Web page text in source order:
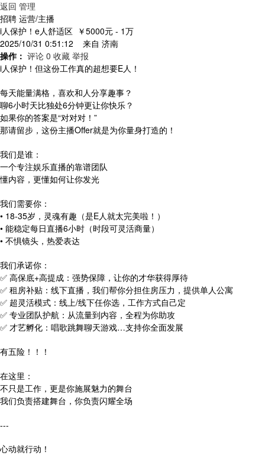
返回 管理
招聘 运营/主播
i人保护！e人舒适区 ￥5000元 - 1万
2025/10/31 0:51:12 来自 济南
操作： 评论 0 收藏 举报
i人保护！但这份工作真的超想要E人！
每天能量满格，喜欢和人分享趣事？
聊6小时天比独处6分钟更让你快乐？
如果你的答案是“对对对！”
那请留步，这份主播Offer就是为你量身打造的！
我们是谁：
一个专注娱乐直播的靠谱团队
懂内容，更懂如何让你发光
我们需要你：
• 18-35岁，灵魂有趣（是E人就太完美啦！）
• 能稳定每日直播6小时（时段可灵活商量）
• 不惧镜头，热爱表达
我们承诺你：
✅ 高保底+高提成：强势保障，让你的才华获得厚待
✅ 租房补贴：线下直播，我们帮你分担住房压力，提供单人公寓
✅ 超灵活模式：线上/线下任你选，工作方式自己定
✅ 专业团队护航：从流量到内容，全程为你助攻
✅ 才艺孵化：唱歌跳舞聊天游戏…支持你全面发展
有五险！！！
在这里：
不只是工作，更是你施展魅力的舞台
我们负责搭建舞台，你负责闪耀全场
---
心动就行动！